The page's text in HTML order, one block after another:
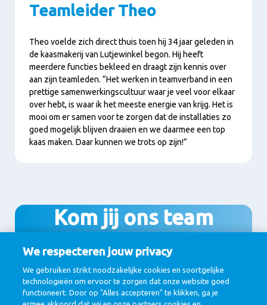
Teamleider Theo
Theo voelde zich direct thuis toen hij 34 jaar geleden in
de kaasmakerij van Lutjewinkel begon. Hij heeft
meerdere functies bekleed en draagt zijn kennis over
aan zijn teamleden. “Het werken in teamverband in een
prettige samenwerkingscultuur waar je veel voor elkaar
over hebt, is waar ik het meeste energie van krijg. Het is
mooi om er samen voor te zorgen dat de installaties zo
goed mogelijk blijven draaien en we daarmee een top
kaas maken. Daar kunnen we trots op zijn!”
Kom jij ons team
versterken?
Bekijk onze vacatures in Lutjewinkel
We respecteren jouw privacy
We gebruiken strikt noodzakelijke cookies en soortgelijke
technologieën om ervoor te zorgen dat onze website goed
functioneert. Door op "Alles accepteren" te klikken, ga je